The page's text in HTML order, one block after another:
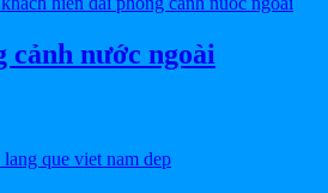
cảnh nước ngoài